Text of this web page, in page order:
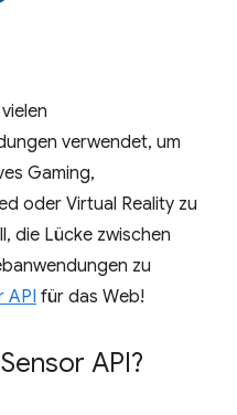
verwendet, um
Gaming,
oder Virtual Reality zu
die Lücke zwischen
zu
API für das Web!
API?